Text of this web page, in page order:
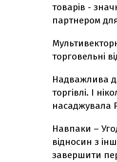
товарів -
партнером для
торговельні
Надважлива
торгівлі. І
насаджувала
Навпаки –
відносин з
завершити